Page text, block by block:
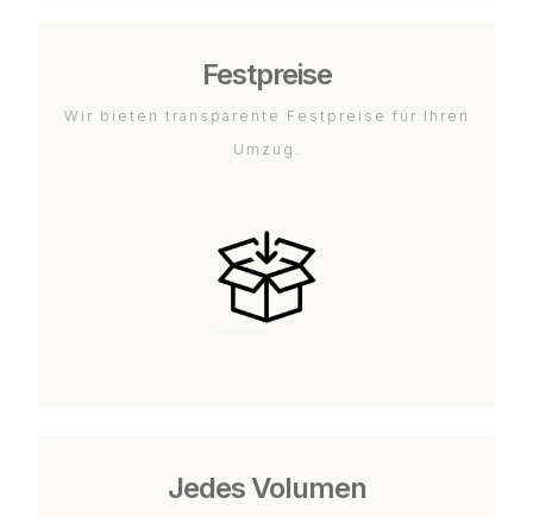
Festpreise
Wir bieten transparente Festpreise für Ihren
Umzug.
Jedes Volumen